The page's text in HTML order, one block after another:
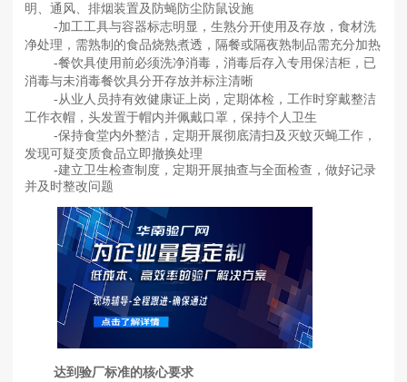
明、通风、排烟装置及防蝇防尘防鼠设施
-加工工具与容器标志明显，生熟分开使用及存放，食材洗
净处理，需熟制的食品烧熟煮透，隔餐或隔夜熟制品需充分加热
-餐饮具使用前必须洗净消毒，消毒后存入专用保洁柜，已
消毒与未消毒餐饮具分开存放并标注清晰
-从业人员持有效健康证上岗，定期体检，工作时穿戴整洁
工作衣帽，头发置于帽内并佩戴口罩，保持个人卫生
-保持食堂内外整洁，定期开展彻底清扫及灭蚊灭蝇工作，
发现可疑变质食品立即撤换处理
-建立卫生检查制度，定期开展抽查与全面检查，做好记录
并及时整改问题
达到验厂标准的核心要求